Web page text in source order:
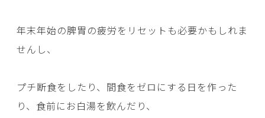
年末年始の脾胃の疲労をリセットも必要かもしれま
せんし、
プチ断食をしたり、間食をゼロにする日を作った
り、食前にお白湯を飲んだり、